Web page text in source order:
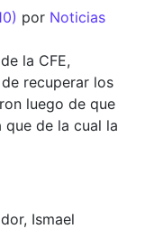
por Noticias
la CFE,
recuperar los
luego de que
de la cual la
Ismael